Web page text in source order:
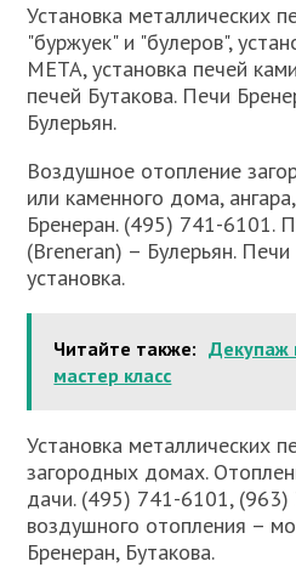
Установка металлических
"буржуек" и "булеров",
МЕТА, установка печей
печей Бутакова. Печи
Булерьян.
Воздушное отопление
или каменного дома,
Бренеран. (495) 741-6101.
(Breneran) – Булерьян.
установка.
Читайте также: Декупаж
мастер класс
Установка металлических
загородных домах.
дачи. (495) 741-6101,
воздушного отопления –
Бренеран, Бутакова.